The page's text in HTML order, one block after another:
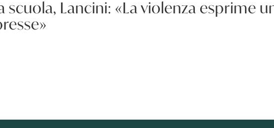
Lancini: «La violenza esprime